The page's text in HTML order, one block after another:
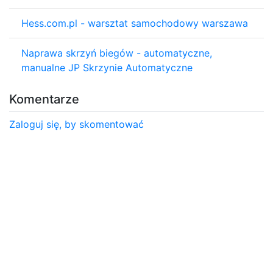
Hess.com.pl - warsztat samochodowy warszawa
Naprawa skrzyń biegów - automatyczne,
manualne JP Skrzynie Automatyczne
Komentarze
Zaloguj się, by skomentować